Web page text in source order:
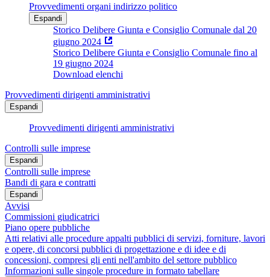
Provvedimenti organi indirizzo politico
Espandi
Storico Delibere Giunta e Consiglio Comunale dal 20
giugno 2024
Storico Delibere Giunta e Consiglio Comunale fino al
19 giugno 2024
Download elenchi
Provvedimenti dirigenti amministrativi
Espandi
Provvedimenti dirigenti amministrativi
Controlli sulle imprese
Espandi
Controlli sulle imprese
Bandi di gara e contratti
Espandi
Avvisi
Commissioni giudicatrici
Piano opere pubbliche
Atti relativi alle procedure appalti pubblici di servizi, forniture, lavori
e opere, di concorsi pubblici di progettazione e di idee e di
concessioni, compresi gli enti nell'ambito del settore pubblico
Informazioni sulle singole procedure in formato tabellare